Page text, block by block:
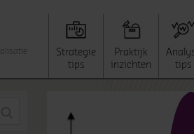
Strategie
tips
Praktijk
inzichten
tips